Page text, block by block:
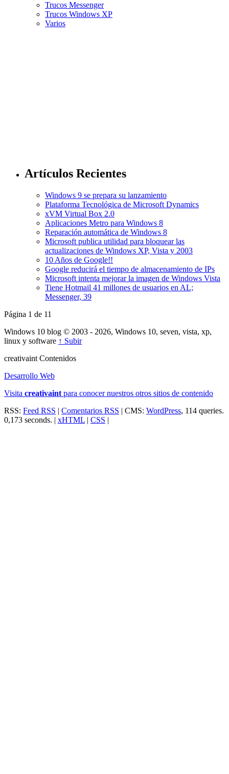
Trucos Messenger
Trucos Windows XP
Varios
Artículos Recientes
Windows 9 se prepara su lanzamiento
Plataforma Tecnológica de Microsoft Dynamics
xVM Virtual Box 2.0
Aplicaciones Metro para Windows 8
Reparación automática de Windows 8
Microsoft publica utilidad para bloquear las
actualizaciones de Windows XP, Vista y 2003
10 Años de Google!!
Google reducirá el tiempo de almacenamiento de IPs
Microsoft intenta mejorar la imagen de Windows Vista
Tiene Hotmail 41 millones de usuarios en AL;
Messenger, 39
Página 1 de 11
Windows 10 blog © 2003 - 2026, Windows 10, seven, vista, xp,
linux y software ↑ Subir
creativaint Contenidos
Desarrollo Web
Visita creativaint para conocer nuestros otros sitios de contenido
RSS: Feed RSS | Comentarios RSS | CMS: WordPress, 114 queries.
0,173 seconds. | xHTML | CSS |